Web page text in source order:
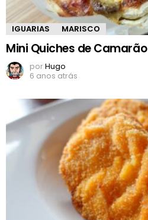
IGUARIAS MARISCO
Mini Quiches de Camarão
porHugo
6 anos atrás